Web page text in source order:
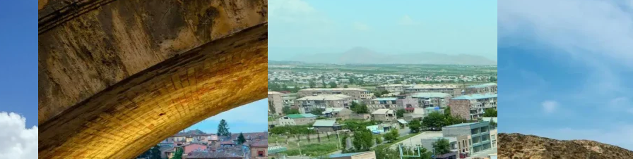
Academy propose un concert de musique sacrée pour chœur et orchestre. Il met à l’honneur CPE Bach, Haendel,
coins des États-Unis, ces jeunes chanteurs professionnels seront accompagnés par l’orchestre aixois, Les Archets du
présentation de la carte): 15€
40 Rue Espariat